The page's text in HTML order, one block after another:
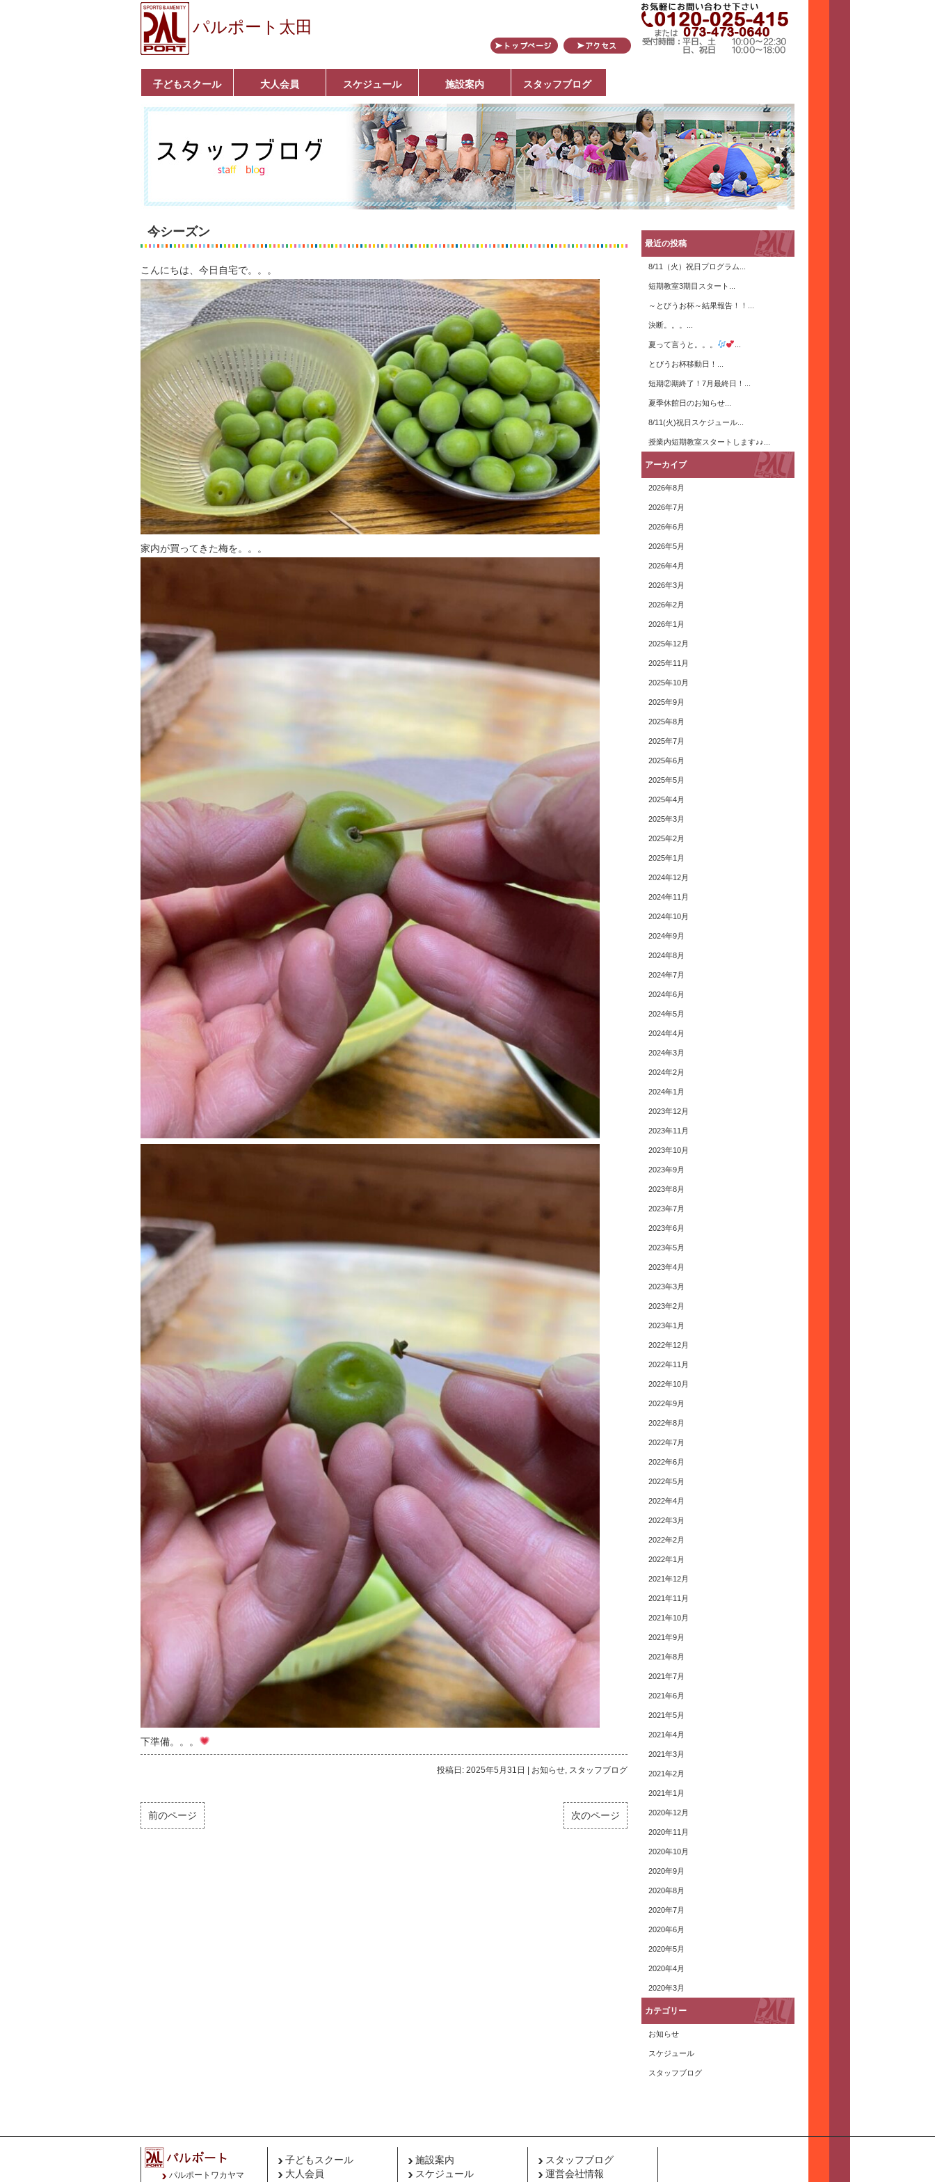
パルポート太田
子どもスクール
ベビーコース
幼児コース
小学生コース
育成コース
選手コース
キッズパーク(体操教
室)
クラシックバレエ
ボルダリング
■入会案内
大人会員
いきいきコース
トライアスロン
フィットネス
■入会案内
スケジュール 施設案内 スタッフブログ
今シーズン
こんにちは、今日自宅で。。。
家内が買ってきた梅を。。。
下準備。。。
投稿日: 2025年5月31日 お知らせ, スタッフブログ
前のページ 次のページ
最近の投稿
8/11（火）祝日プログラム...
短期教室3期目スタート...
～とびうお杯～結果報告！！...
決断。。。...
夏って言うと。。。
とびうお杯移動日！...
短期②期終了！7月最終日！...
夏季休館日のお知らせ...
8/11(火)祝日スケジュール...
授業内短期教室スタートします♪♪...
アーカイブ
2026年8月
2026年7月
2026年6月
2026年5月
2026年4月
2026年3月
2026年2月
2026年1月
2025年12月
2025年11月
2025年10月
2025年9月
2025年8月
2025年7月
2025年6月
2025年5月
2025年4月
2025年3月
2025年2月
2025年1月
2024年12月
2024年11月
2024年10月
2024年9月
2024年8月
2024年7月
2024年6月
2024年5月
2024年4月
2024年3月
2024年2月
2024年1月
2023年12月
2023年11月
2023年10月
2023年9月
2023年8月
2023年7月
2023年6月
2023年5月
2023年4月
2023年3月
2023年2月
2023年1月
2022年12月
2022年11月
2022年10月
2022年9月
2022年8月
2022年7月
2022年6月
2022年5月
2022年4月
2022年3月
2022年2月
2022年1月
2021年12月
2021年11月
2021年10月
2021年9月
2021年8月
2021年7月
2021年6月
2021年5月
2021年4月
2021年3月
2021年2月
2021年1月
2020年12月
2020年11月
2020年10月
2020年9月
2020年8月
2020年7月
2020年6月
2020年5月
2020年4月
2020年3月
カテゴリー
お知らせ
スケジュール
スタッフブログ
パルポートワカヤマ
子どもスクール
大人会員
施設案内
スケジュール
スタッフブログ
運営会社情報